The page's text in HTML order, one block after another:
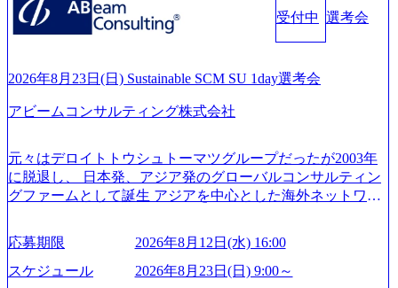
es/20251030164946_dc0888f6-0539-4887-84d7-34c8d8544226_1
200x666.webp 年間100億円規模の投資の元、10以上もの新規
能 社内転職が活発であり、多様なスキルを1社で身に着ける
ことが可能 事業開発・運用を内包かする「オールインハウ
ス」型の組織体。社内スカウトや社内公募制度を用いて主
165942_70f09968-1b27-43e6-b849-1cd107c4f488_1200x698.web
p ## 働き方／WLB／待遇 内装8億円超のかっこいいオフィ
スがあり、 働き甲斐のあるランキング、新卒注目ランキン
ため事業創造の自由度が高く、赤字事業でも投資して長期
的な成長を若手に任せられる環境 対面でのコミュニケーシ
ョンメリットを重視するため出社勤務。1日の労働時間平均
ンサルティング活動のみならず、2021年にはKDDIと合弁会
社「ARISE analytics」を設立し、人工知能とデータアナリテ
ジタル人材育成の支援も盛んに行う 採用資料 (https://www.ac
2/Accenture-Recruiting-Brochure.pdf#zoom=50) 女性の活躍につ
rs/corporate/document/women-brochure.pdf#zoom=50) 社員発信
のキャリアブログ (https://www.accenture.com/jp-ja/blogs/japan-
careers-blog) 江川社長が語る「105点経営」 (https://business.ni
kkei.com/atcl/gen/19/00604/021600008/) 規模拡大で成功する理
6218) 大手広告代理店出身者などマーケティングのトップ人
材が集結するワケ (https://markezine.jp/article/detail/45446) エン
ジニアからコンサルタントへ。会社に入って、何が変わっ
受付中 選考会
2026年8月23日(日) Sustainable SCM SU 1day選考会
アビームコンサルティング株式会社
元々はデロイトトウシュトーマツグループだったが2003年
に脱退し、 日本発、アジア発のグローバルコンサルティン
グファームとして誕生 アジアを中心とした海外ネットワー
供している日系最大級の総合コンサルティングファーム
『Build Beyond As One ®.』をブランドメッセージに掲げ、
企業や組織の変革を通じて社会や産業の課題を解決し、未
応募期限
2026年8月12日(水) 16:00
スケジュール
2026年8月23日(日) 9:00～